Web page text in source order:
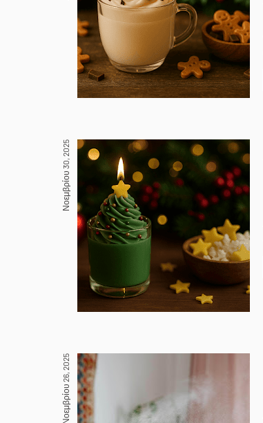
Νοεμβρίου 30, 2025
Νοεμβρίου 26, 2025